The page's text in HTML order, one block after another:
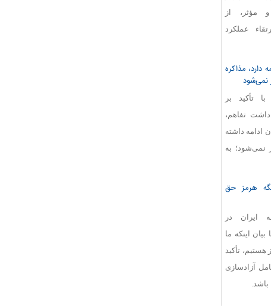
مؤثر، از
عملکرد
دارد، مذاکره
نمی‌شود
تأکید بر
بند ۱۳ یادداشت تفاهم،
ادامه داشته
نمی‌شود؛ به
هرمز حق
ایران در
بیان اینکه ما
تأکید
آزادسازی
باشد.